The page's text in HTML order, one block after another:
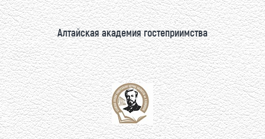
Алтайская академия гостеприимства